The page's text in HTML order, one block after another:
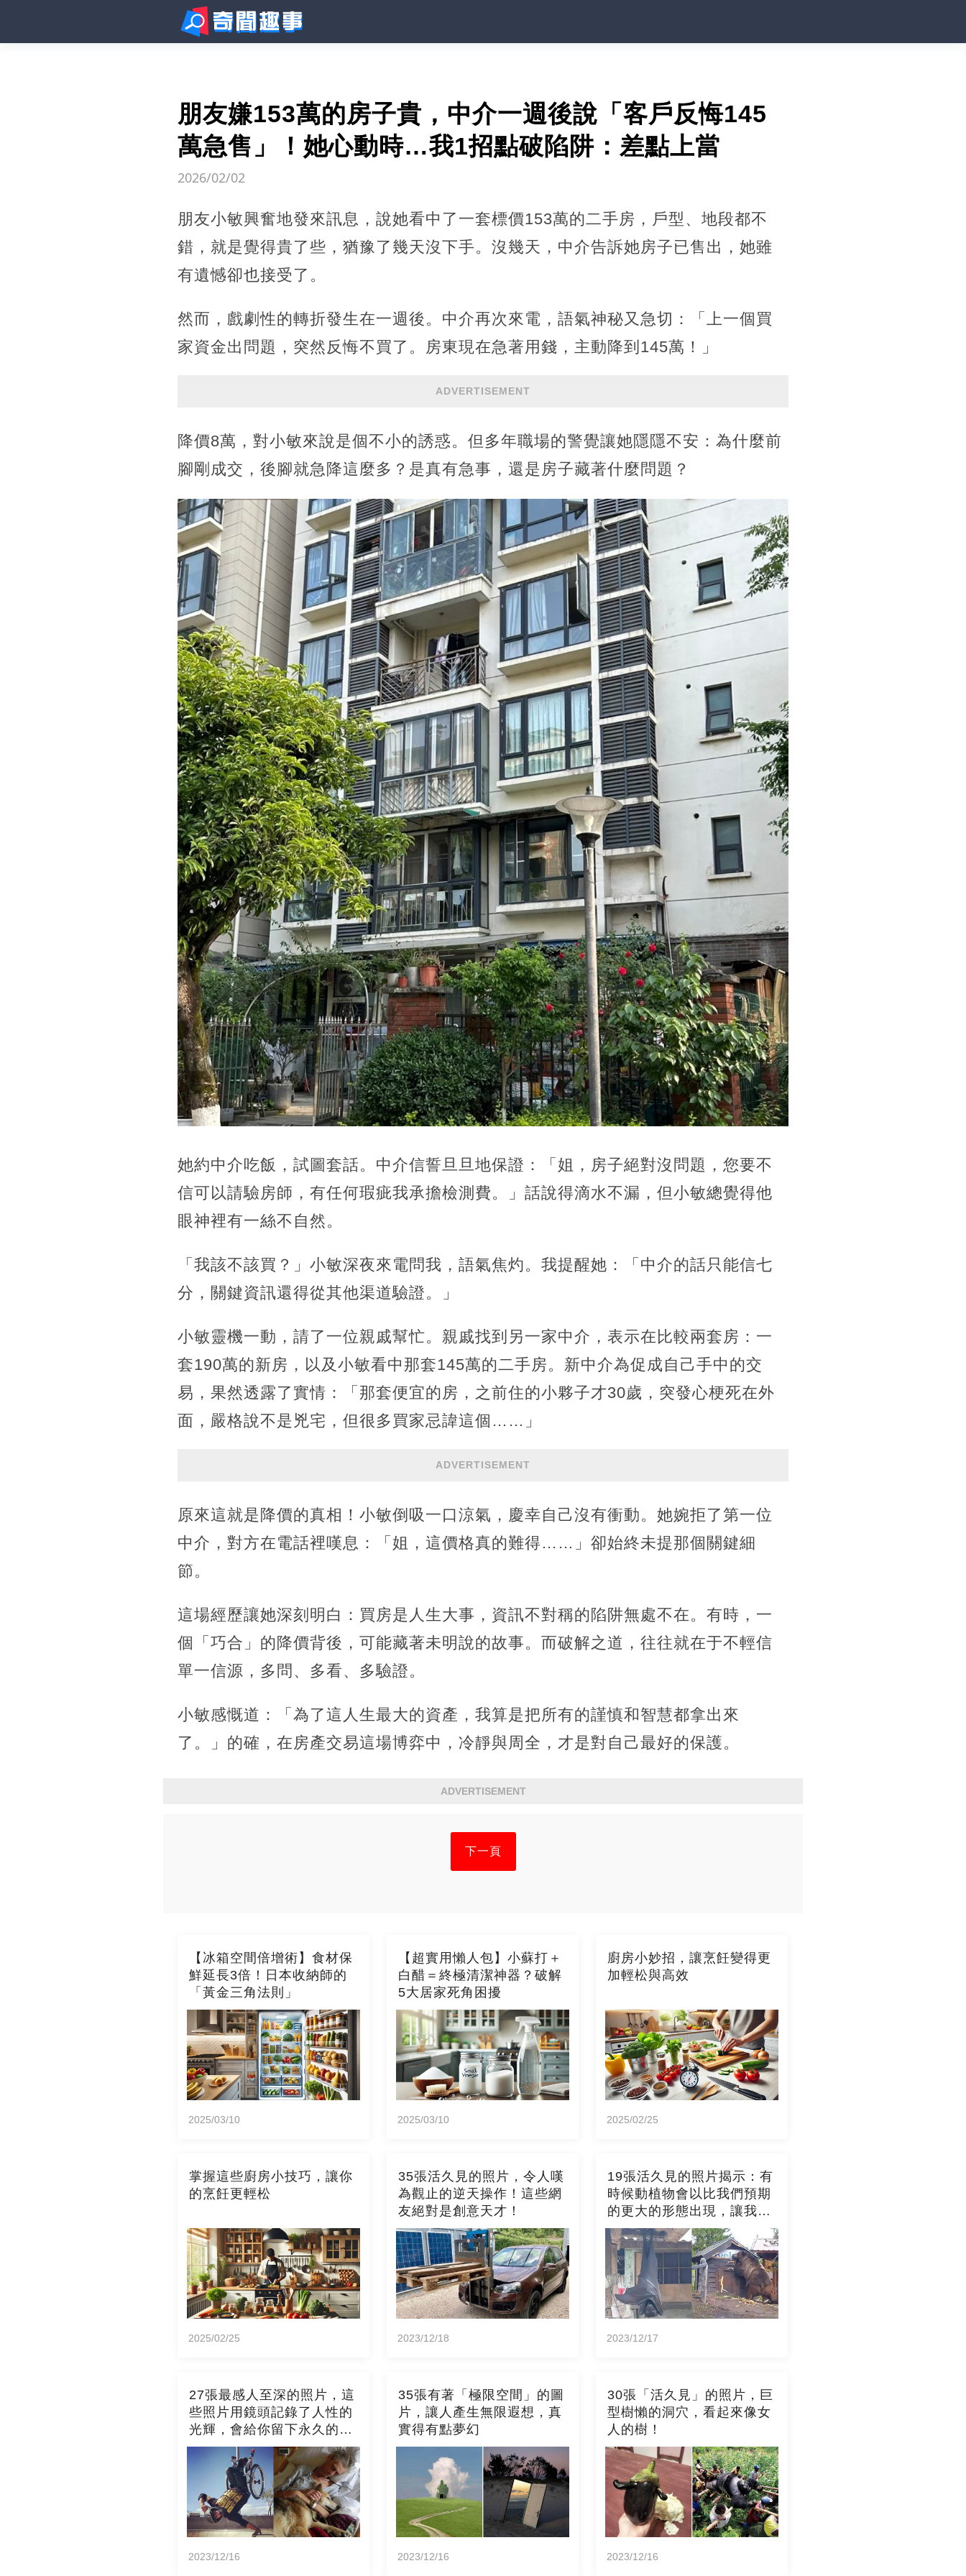
朋友嫌153萬的房子貴，中介一週後說「客戶反悔145
萬急售」！她心動時…我1招點破陷阱：差點上當
2026/02/02
朋友小敏興奮地發來訊息，說她看中了一套標價153萬的二手房，戶型、地段都不
錯，就是覺得貴了些，猶豫了幾天沒下手。沒幾天，中介告訴她房子已售出，她雖
有遺憾卻也接受了。
然而，戲劇性的轉折發生在一週後。中介再次來電，語氣神秘又急切：「上一個買
家資金出問題，突然反悔不買了。房東現在急著用錢，主動降到145萬！」
ADVERTISEMENT
降價8萬，對小敏來說是個不小的誘惑。但多年職場的警覺讓她隱隱不安：為什麼前
腳剛成交，後腳就急降這麼多？是真有急事，還是房子藏著什麼問題？
她約中介吃飯，試圖套話。中介信誓旦旦地保證：「姐，房子絕對沒問題，您要不
信可以請驗房師，有任何瑕疵我承擔檢測費。」話說得滴水不漏，但小敏總覺得他
眼神裡有一絲不自然。
「我該不該買？」小敏深夜來電問我，語氣焦灼。我提醒她：「中介的話只能信七
分，關鍵資訊還得從其他渠道驗證。」
小敏靈機一動，請了一位親戚幫忙。親戚找到另一家中介，表示在比較兩套房：一
套190萬的新房，以及小敏看中那套145萬的二手房。新中介為促成自己手中的交
易，果然透露了實情：「那套便宜的房，之前住的小夥子才30歲，突發心梗死在外
面，嚴格說不是兇宅，但很多買家忌諱這個……」
ADVERTISEMENT
原來這就是降價的真相！小敏倒吸一口涼氣，慶幸自己沒有衝動。她婉拒了第一位
中介，對方在電話裡嘆息：「姐，這價格真的難得……」卻始終未提那個關鍵細
節。
這場經歷讓她深刻明白：買房是人生大事，資訊不對稱的陷阱無處不在。有時，一
個「巧合」的降價背後，可能藏著未明說的故事。而破解之道，往往就在于不輕信
單一信源，多問、多看、多驗證。
小敏感慨道：「為了這人生最大的資產，我算是把所有的謹慎和智慧都拿出來
了。」的確，在房產交易這場博弈中，冷靜與周全，才是對自己最好的保護。
ADVERTISEMENT
下一頁
【冰箱空間倍增術】食材保
鮮延長3倍！日本收納師的
「黃金三角法則」
2025/03/10
【超實用懶人包】小蘇打＋
白醋＝終極清潔神器？破解
5大居家死角困擾
2025/03/10
廚房小妙招，讓烹飪變得更
加輕松與高效
2025/02/25
掌握這些廚房小技巧，讓你
的烹飪更輕松
2025/02/25
35張活久見的照片，令人嘆
為觀止的逆天操作！這些網
友絕對是創意天才！
2023/12/18
19張活久見的照片揭示：有
時候動植物會以比我們預期
的更大的形態出現，讓我們
對自然的多樣性感到驚嘆
2023/12/17
27張最感人至深的照片，這
些照片用鏡頭記錄了人性的
光輝，會給你留下永久的印
象！
2023/12/16
35張有著「極限空間」的圖
片，讓人產生無限遐想，真
實得有點夢幻
2023/12/16
30張「活久見」的照片，巨
型樹懶的洞穴，看起來像女
人的樹！
2023/12/16